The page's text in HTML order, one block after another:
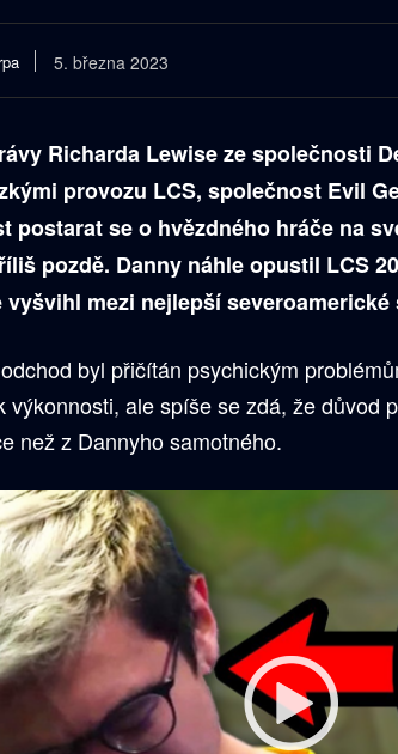
5. března 2023
Richarda Lewise ze společnosti
provozu LCS, společnost Evil
postarat se o hvězdného hráče na
pozdě. Danny náhle opustil LCS
vyšvihl mezi nejlepší severoamerické
byl přičítán psychickým
výkonnosti, ale spíše se zdá, že důvod
než z Dannyho samotného.